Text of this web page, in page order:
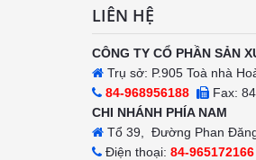
LIÊN HỆ
CÔNG TY CỔ PHẦN SẢN
Trụ sở: P.905 Toà nhà
84-968956188
Fax:
CHI NHÁNH PHÍA NAM
Tổ 39, Đường Phan
Điện thoại: 84-965172166